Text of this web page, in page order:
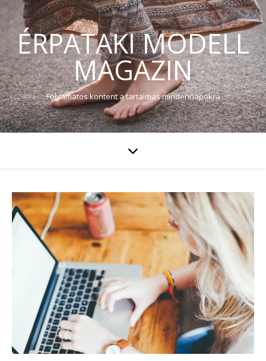
ÉRPATAKI MODELL
MAGAZIN
Folyamatos kontent a tartalmas mindennapokra